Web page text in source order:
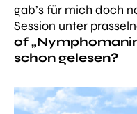
gab’s für mich doch
Session unter
of
schon gelesen?